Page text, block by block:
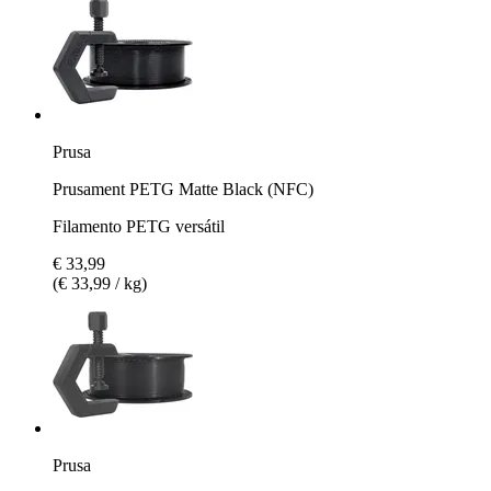
Prusa
Prusament PETG Matte Black (NFC)
Filamento PETG versátil
€ 33,99
(€ 33,99 / kg)
Prusa